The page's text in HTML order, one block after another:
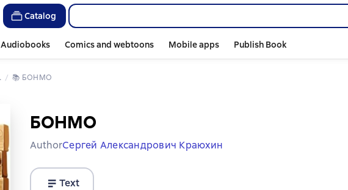
Catalog
Audiobooks Comics and webtoons Mobile apps Publish Book
📚 БОНМО
БОНМО
AuthorСергей Александрович Краюхин
Text